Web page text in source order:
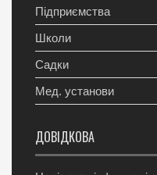
Підприємства
Школи
Садки
Мед. установи
ДОВІДКОВА